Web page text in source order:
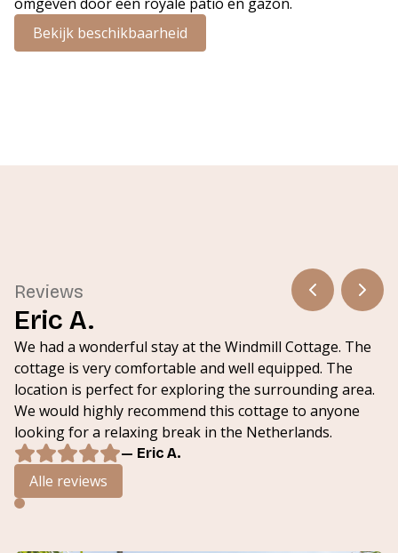
Bekijk beschikbaarheid
Reviews
Eric A.
We had a wonderful stay at the Windmill Cottage. The
cottage is very comfortable and well equipped. The
location is perfect for exploring the surrounding area.
We would highly recommend this cottage to anyone
looking for a relaxing break in the Netherlands.
— Eric A.
Alle reviews